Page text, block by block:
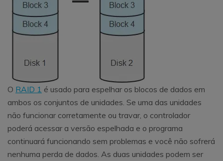
O RAID 1 é usado para espelhar os blocos de dados em
ambos os conjuntos de unidades. Se uma das unidades
não funcionar corretamente ou travar, o controlador
poderá acessar a versão espelhada e o programa
continuará funcionando sem problemas e você não sofrerá
nenhuma perda de dados. As duas unidades podem ser